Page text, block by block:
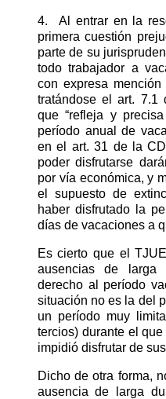
4.
Al entrar en la
primera cuestión
parte de su
todo trabajador a
con expresa
tratándose el art. 7.1
que “refleja y
período anual de
en el art. 31 de la
poder disfrutarse
por vía económica, y
el supuesto de
haber disfrutado la
días de vacaciones a
Es cierto que el
ausencias de larga
derecho al período
situación no es la del
un período muy
tercios) durante el
impidió disfrutar de
Dicho de otra forma,
ausencia de larga